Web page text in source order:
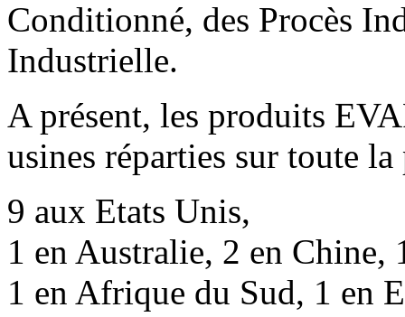
Conditionné, des Procès
Industrielle.
A présent, les produits
usines réparties sur toute la
9 aux Etats Unis,
1 en Australie, 2 en Chine,
1 en Afrique du Sud, 1 en